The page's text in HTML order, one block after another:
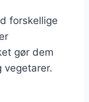
forskellige
gør dem
vegetarer.